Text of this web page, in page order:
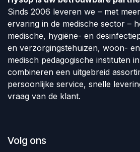
Sinds 2006 leveren we – met
ervaring in de medische sector –
medische, hygiëne- en
en verzorgingstehuizen, woon-
medisch pedagogische instituten
combineren een uitgebreid
persoonlijke service, snelle
vraag van de klant.
Volg ons